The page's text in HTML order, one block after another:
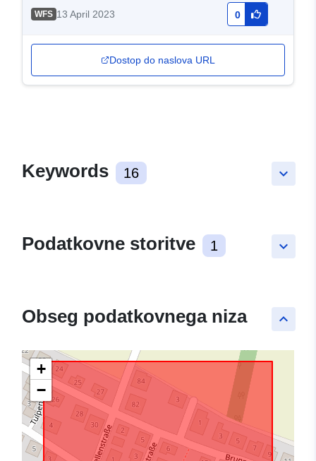
WFS 13 April 2023 0
Dostop do naslova URL
keyboard_arrow_down
Keywords 16
keyboard_arrow_down
Podatkovne storitve 1
keyboard_arrow_up
Obseg podatkovnega niza
+
−